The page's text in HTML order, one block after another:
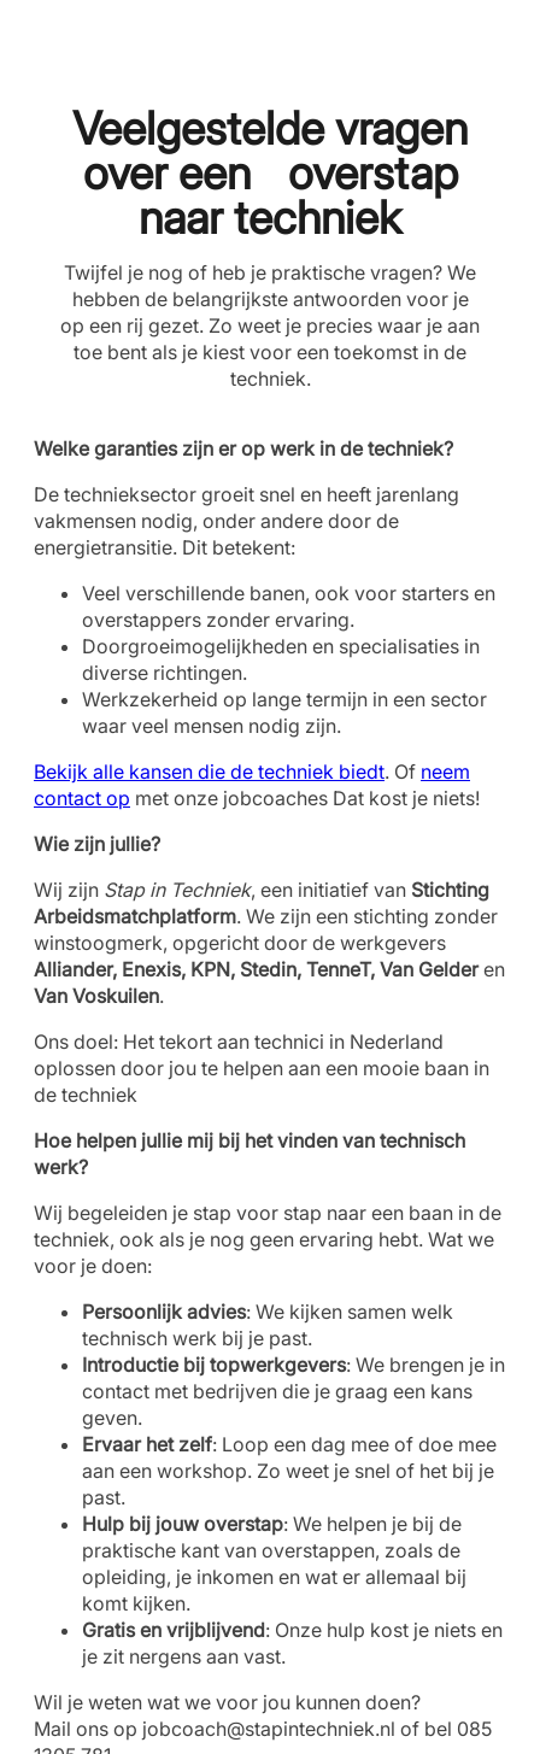
Veelgestelde vragen
over een overstap
naar techniek
Twijfel je nog of heb je praktische vragen? We
hebben de belangrijkste antwoorden voor je
op een rij gezet. Zo weet je precies waar je aan
toe bent als je kiest voor een toekomst in de
techniek.
Welke garanties zijn er op werk in de techniek?
De technieksector groeit snel en heeft jarenlang
vakmensen nodig, onder andere door de
energietransitie. Dit betekent:
Veel verschillende banen, ook voor starters en
overstappers zonder ervaring.
Doorgroeimogelijkheden en specialisaties in
diverse richtingen.
Werkzekerheid op lange termijn in een sector
waar veel mensen nodig zijn.
Bekijk alle kansen die de techniek biedt. Of neem
contact op met onze jobcoaches Dat kost je niets!
Wie zijn jullie?
Wij zijn Stap in Techniek, een initiatief van Stichting
Arbeidsmatchplatform. We zijn een stichting zonder
winstoogmerk, opgericht door de werkgevers
Alliander, Enexis, KPN, Stedin, TenneT, Van Gelderen
Van Voskuilen.
Ons doel: Het tekort aan technici in Nederland
oplossen door jou te helpen aan een mooie baan in
de techniek
Hoe helpen jullie mij bij het vinden van technisch
werk?
Wij begeleiden je stap voor stap naar een baan in de
techniek, ook als je nog geen ervaring hebt. Wat we
voor je doen:
Persoonlijk advies: We kijken samen welk
technisch werk bij je past.
Introductie bij topwerkgevers: We brengen je in
contact met bedrijven die je graag een kans
geven.
Ervaar het zelf: Loop een dag mee of doe mee
aan een workshop. Zo weet je snel of het bij je
past.
Hulp bij jouw overstap: We helpen je bij de
praktische kant van overstappen, zoals de
opleiding, je inkomen en wat er allemaal bij
komt kijken.
Gratis en vrijblijvend: Onze hulp kost je niets en
je zit nergens aan vast.
Wil je weten wat we voor jou kunnen doen?
Mail ons op jobcoach@stapintechniek.nl of bel 085